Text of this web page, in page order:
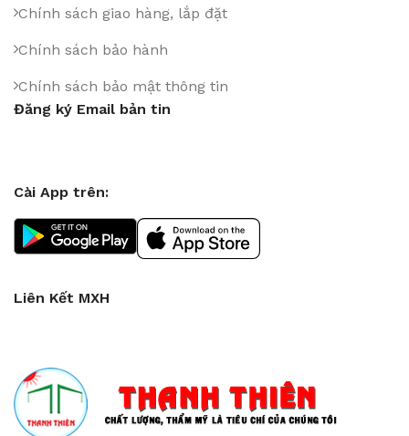
Chính sách giao hàng, lắp đặt
Chính sách bảo hành
Chính sách bảo mật thông tin
Đăng ký Email bản tin
Cài App trên:
Liên Kết MXH